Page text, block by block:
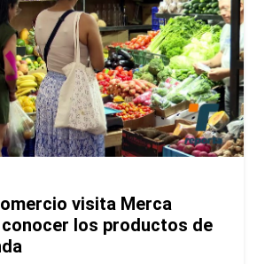
visita Merca
conocer los productos de